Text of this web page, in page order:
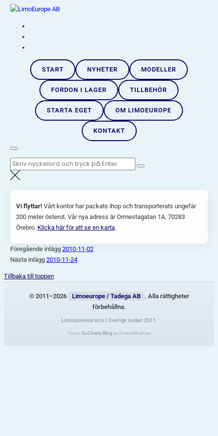
Hoppa
LimoEurope AB
Skandinaviens största limousineimportör |
START NYHETER MODELLER
FORDON I LAGER TILLBEHÖR
STARTA EGET OM LIMOEUROPE
KONTAKT
Sök
efter:
Vi flyttar! Vårt kontor har packats ihop och transporterats ungefär
200 meter österut. Vår nya adress är Ormestagatan 1A, 70283
Örebro. Klicka här för att se en karta.
Föregående inlägg 2010-11-02
Nästa inlägg 2010-11-24
Tillbaka till toppen
© 2011–2026 Limoeurope / Tadega AB
. Alla rättigheter
förbehållna.
Limousineservice i Sverige sedan 2011.
Tema:GuCherry Blog av Everestthemes